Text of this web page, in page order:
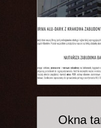
Okna